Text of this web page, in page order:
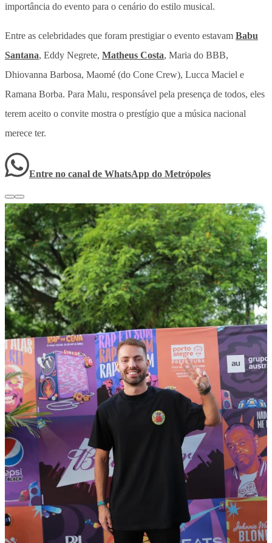
importância do evento para o cenário do estilo musical.
Entre as celebridades que foram prestigiar o evento estavam Babu
Santana, Eddy Negrete, Matheus Costa, Maria do BBB,
Dhiovanna Barbosa, Maomé (do Cone Crew), Lucca Maciel e
Ramana Borba. Para Malu, responsável pela presença de todos, eles
terem aceito o convite mostra o prestígio que a música nacional
merece ter.
Entre no canal de WhatsApp do Metrópoles